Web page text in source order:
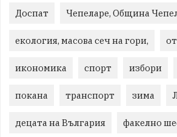
Доспат Чепеларе, Община
екология, масова сеч на гори,
икономика спорт избори
покана транспорт зима
децата на Вългария факелно